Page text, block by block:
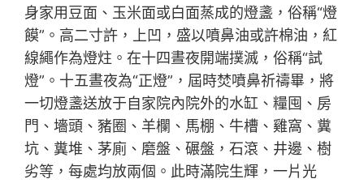
身家用豆面、玉米面或白面蒸成的燈盞，俗稱“燈
饃”。高二寸許，上凹，盛以噴鼻油或許棉油，紅
線繩作為燈炷。在十四晝夜開端撲滅，俗稱“試
燈”。十五晝夜為“正燈”，屆時焚噴鼻祈禱畢，將
一切燈盞送放于自家院內院外的水缸、糧囤、房
門、墻頭、豬圈、羊欄、馬棚、牛槽、雞窩、糞
坑、糞堆、茅廁、磨盤、碾盤，石滾、井邊、樹
劣等，每處均放兩個。此時滿院生輝，一片光